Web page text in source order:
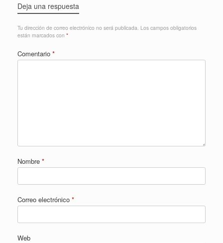
Deja una respuesta
Tu dirección de correo electrónico no será publicada. Los campos obligatorios
están marcados con *
Comentario *
Nombre *
Correo electrónico *
Web